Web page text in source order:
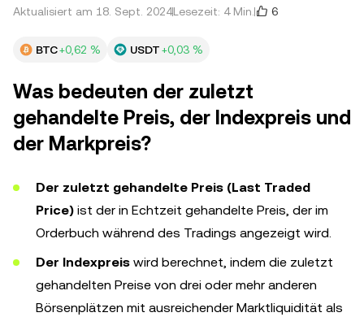
Aktualisiert am 18. Sept. 2024Lesezeit: 4 Min. 6
BTC+0,62 % USDT+0,03 %
Was bedeuten der zuletzt
gehandelte Preis, der Indexpreis und
der Markpreis?
Der zuletzt gehandelte Preis (Last Traded
Price) ist der in Echtzeit gehandelte Preis, der im
Orderbuch während des Tradings angezeigt wird.
Der Indexpreis wird berechnet, indem die zuletzt
gehandelten Preise von drei oder mehr anderen
Börsenplätzen mit ausreichender Marktliquidität als